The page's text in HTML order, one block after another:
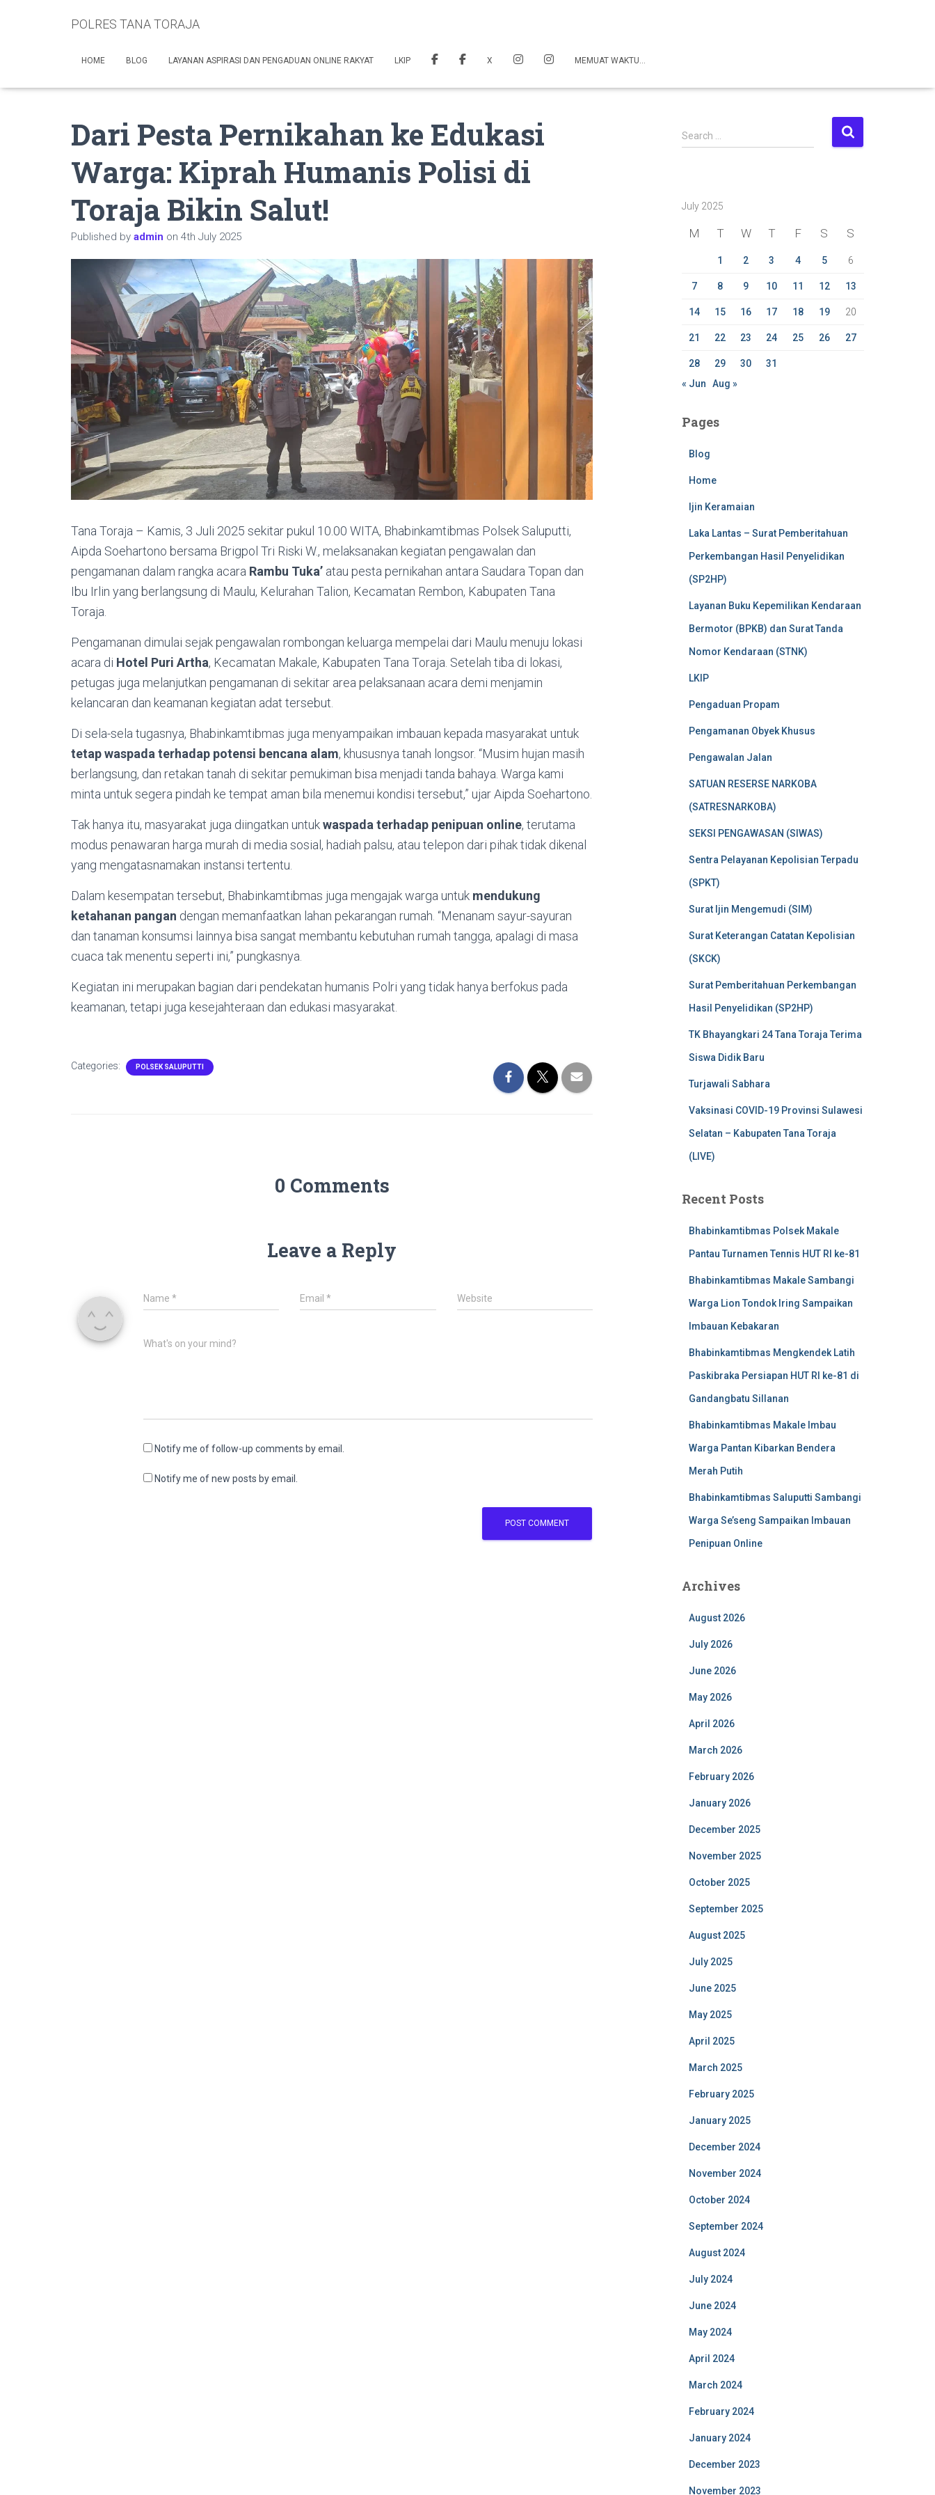
POLRES TANA TORAJA
HOME BLOG LAYANAN ASPIRASI DAN PENGADUAN ONLINE RAKYAT LKIP X MEMUAT WAKTU…
Dari Pesta Pernikahan ke Edukasi
Warga: Kiprah Humanis Polisi di
Toraja Bikin Salut!
Published by admin on 4th July 2025
Tana Toraja – Kamis, 3 Juli 2025 sekitar pukul 10.00 WITA, Bhabinkamtibmas Polsek Saluputti,
Aipda Soehartono bersama Brigpol Tri Riski W., melaksanakan kegiatan pengawalan dan
pengamanan dalam rangka acara Rambu Tuka’ atau pesta pernikahan antara Saudara Topan dan
Ibu Irlin yang berlangsung di Maulu, Kelurahan Talion, Kecamatan Rembon, Kabupaten Tana
Toraja.
Pengamanan dimulai sejak pengawalan rombongan keluarga mempelai dari Maulu menuju lokasi
acara di Hotel Puri Artha, Kecamatan Makale, Kabupaten Tana Toraja. Setelah tiba di lokasi,
petugas juga melanjutkan pengamanan di sekitar area pelaksanaan acara demi menjamin
kelancaran dan keamanan kegiatan adat tersebut.
Di sela-sela tugasnya, Bhabinkamtibmas juga menyampaikan imbauan kepada masyarakat untuk
tetap waspada terhadap potensi bencana alam, khususnya tanah longsor. “Musim hujan masih
berlangsung, dan retakan tanah di sekitar pemukiman bisa menjadi tanda bahaya. Warga kami
minta untuk segera pindah ke tempat aman bila menemui kondisi tersebut,” ujar Aipda Soehartono.
Tak hanya itu, masyarakat juga diingatkan untukwaspada terhadap penipuan online, terutama
modus penawaran harga murah di media sosial, hadiah palsu, atau telepon dari pihak tidak dikenal
yang mengatasnamakan instansi tertentu.
Dalam kesempatan tersebut, Bhabinkamtibmas juga mengajak warga untuk mendukung
ketahanan pangan dengan memanfaatkan lahan pekarangan rumah. “Menanam sayur-sayuran
dan tanaman konsumsi lainnya bisa sangat membantu kebutuhan rumah tangga, apalagi di masa
cuaca tak menentu seperti ini,” pungkasnya.
Kegiatan ini merupakan bagian dari pendekatan humanis Polri yang tidak hanya berfokus pada
keamanan, tetapi juga kesejahteraan dan edukasi masyarakat.
Categories: POLSEK SALUPUTTI
0 Comments
Leave a Reply
Name * Email* Website
What's on your mind?
Notify me of follow-up comments by email.
Notify me of new posts by email.
S
e
h
Search …
July 2025
M T W T F S S
1 2 3 4 5 6
7 8 9 10 11 12 13
14 15 16 17 18 19 20
21 22 23 24 25 26 27
28 29 30
31
« Jun
Aug »
Pages
Blog
Home
Ijin Keramaian
Laka Lantas – Surat Pemberitahuan
Perkembangan Hasil Penyelidikan
(SP2HP)
Layanan Buku Kepemilikan Kendaraan
Bermotor (BPKB) dan Surat Tanda
Nomor Kendaraan (STNK)
LKIP
Pengaduan Propam
Pengamanan Obyek Khusus
Pengawalan Jalan
SATUAN RESERSE NARKOBA
(SATRESNARKOBA)
SEKSI PENGAWASAN (SIWAS)
Sentra Pelayanan Kepolisian Terpadu
(SPKT)
Surat Ijin Mengemudi (SIM)
Surat Keterangan Catatan Kepolisian
(SKCK)
Surat Pemberitahuan Perkembangan
Hasil Penyelidikan (SP2HP)
TK Bhayangkari 24 Tana Toraja Terima
Siswa Didik Baru
Turjawali Sabhara
Vaksinasi COVID-19 Provinsi Sulawesi
Selatan – Kabupaten Tana Toraja
(LIVE)
Recent Posts
Bhabinkamtibmas Polsek Makale
Pantau Turnamen Tennis HUT RI ke-81
Bhabinkamtibmas Makale Sambangi
Warga Lion Tondok Iring Sampaikan
Imbauan Kebakaran
Bhabinkamtibmas Mengkendek Latih
Paskibraka Persiapan HUT RI ke-81 di
Gandangbatu Sillanan
Bhabinkamtibmas Makale Imbau
Warga Pantan Kibarkan Bendera
Merah Putih
Bhabinkamtibmas Saluputti Sambangi
Warga Se’seng Sampaikan Imbauan
Penipuan Online
Archives
August 2026
July 2026
June 2026
May 2026
April 2026
March 2026
February 2026
January 2026
December 2025
November 2025
October 2025
September 2025
August 2025
July 2025
June 2025
May 2025
April 2025
March 2025
February 2025
January 2025
December 2024
November 2024
October 2024
September 2024
August 2024
July 2024
June 2024
May 2024
April 2024
March 2024
February 2024
January 2024
December 2023
November 2023